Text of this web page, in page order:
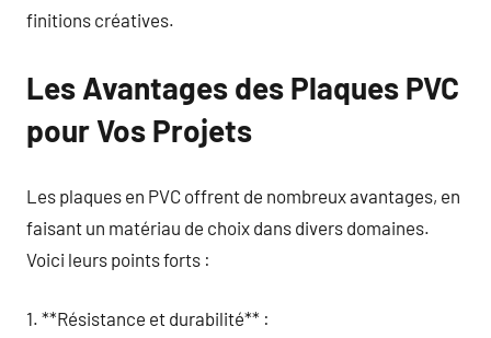
finitions créatives.
Les Avantages des Plaques PVC
pour Vos Projets
Les plaques en PVC offrent de nombreux avantages, en
faisant un matériau de choix dans divers domaines.
Voici leurs points forts :
1. **Résistance et durabilité** :